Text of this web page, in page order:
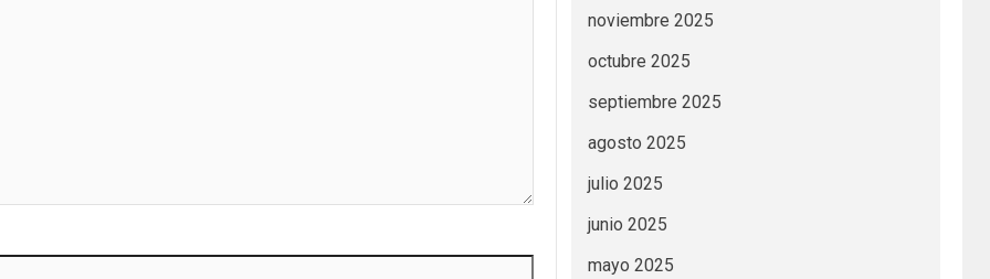
noviembre 2025
octubre 2025
septiembre 2025
agosto 2025
julio 2025
junio 2025
mayo 2025